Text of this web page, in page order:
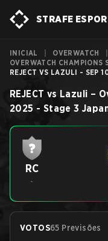
STRAFE
INICIAL OVERWATCH
OVERWATCH CHAMPIONS
REJECT VS LAZULI - SEP
REJECT vs Lazuli –
2025 - Stage 3
RC
-
VOTOS65 Previsões